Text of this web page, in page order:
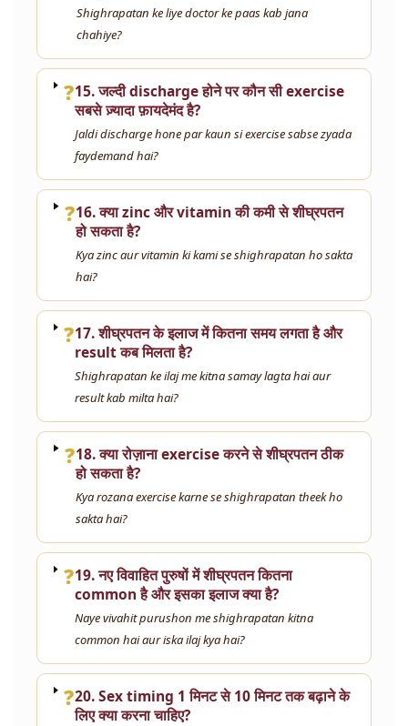
Shighrapatan ke liye doctor ke paas kab jana
chahiye?
❓15. जल्दी discharge होने पर कौन सी exercise
सबसे ज़्यादा फ़ायदेमंद है?
Jaldi discharge hone par kaun si exercise sabse zyada
faydemand hai?
❓16. क्या zinc और vitamin की कमी से शीघ्रपतन
हो सकता है?
Kya zinc aur vitamin ki kami se shighrapatan ho sakta
hai?
❓17. शीघ्रपतन के इलाज में कितना समय लगता है और
result कब मिलता है?
Shighrapatan ke ilaj me kitna samay lagta hai aur
result kab milta hai?
❓18. क्या रोज़ाना exercise करने से शीघ्रपतन ठीक
हो सकता है?
Kya rozana exercise karne se shighrapatan theek ho
sakta hai?
❓19. नए विवाहित पुरुषों में शीघ्रपतन कितना
common है और इसका इलाज क्या है?
Naye vivahit purushon me shighrapatan kitna
common hai aur iska ilaj kya hai?
❓20. Sex timing 1 मिनट से 10 मिनट तक बढ़ाने के
लिए क्या करना चाहिए?